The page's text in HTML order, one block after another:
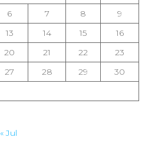
6 7 8
9
13 14 15
16
20 21 22
23
27 28 29
30
« Jul